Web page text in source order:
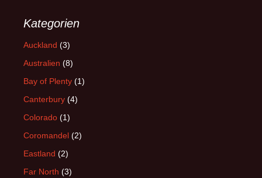
Kategorien
Auckland (3)
Australien (8)
Bay of Plenty (1)
Canterbury (4)
Colorado (1)
Coromandel (2)
Eastland (2)
Far North (3)